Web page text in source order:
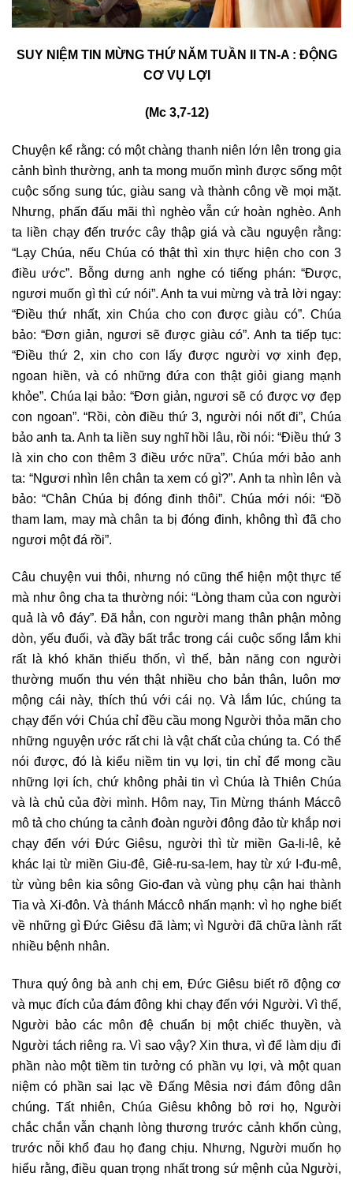
SUY NIỆM TIN MỪNG THỨ NĂM TUẦN II TN-A : ĐỘNG
CƠ VỤ LỢI
(Mc 3,7-12)
Chuyện kể rằng: có một chàng thanh niên lớn lên trong gia
cảnh bình thường, anh ta mong muốn mình được sống một
cuộc sống sung túc, giàu sang và thành công về mọi mặt.
Nhưng, phấn đấu mãi thì nghèo vẫn cứ hoàn nghèo. Anh
ta liền chạy đến trước cây thập giá và cầu nguyện rằng:
“Lạy Chúa, nếu Chúa có thật thì xin thực hiện cho con 3
điều ước”. Bỗng dưng anh nghe có tiếng phán: “Được,
ngươi muốn gì thì cứ nói”. Anh ta vui mừng và trả lời ngay:
“Điều thứ nhất, xin Chúa cho con được giàu có”. Chúa
bảo: “Đơn giản, ngươi sẽ được giàu có”. Anh ta tiếp tục:
“Điều thứ 2, xin cho con lấy được người vợ xinh đẹp,
ngoan hiền, và có những đứa con thật giỏi giang mạnh
khỏe”. Chúa lại bảo: “Đơn giản, ngươi sẽ có được vợ đẹp
con ngoan”. “Rồi, còn điều thứ 3, người nói nốt đi”, Chúa
bảo anh ta. Anh ta liền suy nghĩ hồi lâu, rồi nói: “Điều thứ 3
là xin cho con thêm 3 điều ước nữa”. Chúa mới bảo anh
ta: “Ngươi nhìn lên chân ta xem có gì?”. Anh ta nhìn lên và
bảo: “Chân Chúa bị đóng đinh thôi”. Chúa mới nói: “Đồ
tham lam, may mà chân ta bị đóng đinh, không thì đã cho
ngươi một đá rồi”.
Câu chuyện vui thôi, nhưng nó cũng thể hiện một thực tế
mà như ông cha ta thường nói: “Lòng tham của con người
quả là vô đáy”. Đã hẳn, con người mang thân phận mỏng
dòn, yếu đuối, và đầy bất trắc trong cái cuộc sống lắm khi
rất là khó khăn thiếu thốn, vì thế, bản năng con người
thường muốn thu vén thật nhiều cho bản thân, luôn mơ
mộng cái này, thích thú với cái nọ. Và lắm lúc, chúng ta
chạy đến với Chúa chỉ đều cầu mong Người thỏa mãn cho
những nguyện ước rất chi là vật chất của chúng ta. Có thể
nói được, đó là kiểu niềm tin vụ lợi, tin chỉ để mong cầu
những lợi ích, chứ không phải tin vì Chúa là Thiên Chúa
và là chủ của đời mình. Hôm nay, Tin Mừng thánh Máccô
mô tả cho chúng ta cảnh đoàn người đông đảo từ khắp nơi
chạy đến với Đức Giêsu, người thì từ miền Ga-li-lê, kẻ
khác lại từ miền Giu-đê, Giê-ru-sa-lem, hay từ xứ I-đu-mê,
từ vùng bên kia sông Gio-đan và vùng phụ cận hai thành
Tia và Xi-đôn. Và thánh Máccô nhấn mạnh: vì họ nghe biết
về những gì Đức Giêsu đã làm; vì Người đã chữa lành rất
nhiều bệnh nhân.
Thưa quý ông bà anh chị em, Đức Giêsu biết rõ động cơ
và mục đích của đám đông khi chạy đến với Người. Vì thế,
Người bảo các môn đệ chuẩn bị một chiếc thuyền, và
Người tách riêng ra. Vì sao vậy? Xin thưa, vì để làm dịu đi
phần nào một tiềm tin tưởng có phần vụ lợi, và một quan
niệm có phần sai lạc về Đấng Mêsia nơi đám đông dân
chúng. Tất nhiên, Chúa Giêsu không bỏ rơi họ, Người
chắc chắn vẫn chạnh lòng thương trước cảnh khốn cùng,
trước nỗi khổ đau họ đang chịu. Nhưng, Người muốn họ
hiểu rằng, điều quan trọng nhất trong sứ mệnh của Người,